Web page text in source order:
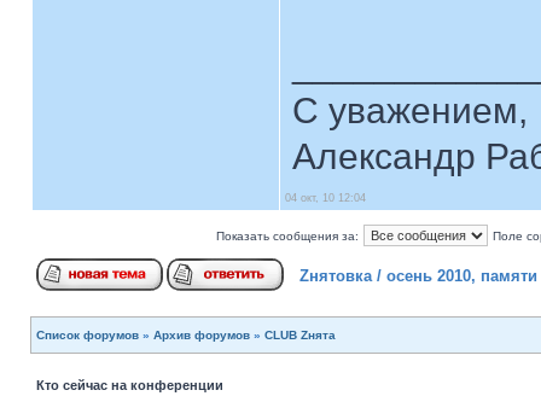
С уважением,
Александр
04 окт, 10 12:04
Показать сообщения за: Поле
Zнятовка / осень 2010,
Список форумов » Архив форумов » CLUB Zнята
Кто сейчас на конференции